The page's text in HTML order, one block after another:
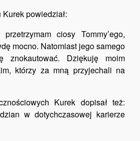
powiedział:
ciosy Tommy’ego,
mocno. Natomiast jego samego
Dziękuję moim
którzy za mną przyjechali na
Kurek dopisał też:
w dotychczasowej karierze